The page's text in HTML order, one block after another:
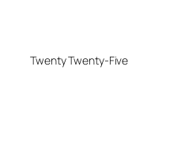
Twenty Twenty-Five